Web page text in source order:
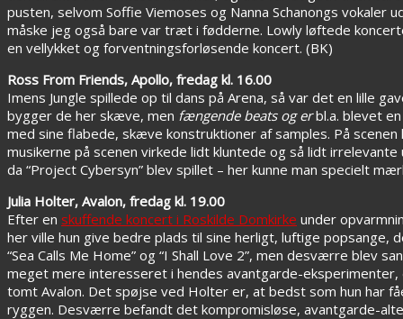
pusten, selvom Soffie Viemoses og Nanna Schanongs
måske jeg også bare var træt i fødderne. Lowly løftede
en vellykket og forventningsforløsende koncert. (BK)
Ross From Friends, Apollo, fredag kl. 16.00
Imens Jungle spillede op til dans på Arena, så var det en lille
bygger de her skæve, men fængende beats og erbl.a. blevet
med sine flabede, skæve konstruktioner af samples. På
musikerne på scenen virkede lidt kluntede og så lidt
da “Project Cybersyn” blev spillet – her kunne man specielt
Julia Holter, Avalon, fredag kl. 19.00
Efter en skuffende koncert i Roskilde Domkirke under
her ville hun give bedre plads til sine herligt, luftige popsange,
“Sea Calls Me Home” og “I Shall Love 2”, men desværre
meget mere interesseret i hendes avantgarde-
tomt Avalon. Det spøjse ved Holter er, at bedst som hun har
ryggen. Desværre befandt det kompromisløse, avantgarde-